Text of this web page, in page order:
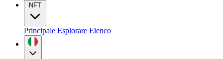
NFT
Principale Esplorare Elenco